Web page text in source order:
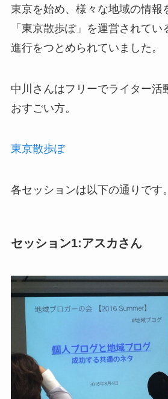
東京を始め、様々な地域の情報
「東京散歩ぽ」を運営されて
進行をつとめられていました。
中川さんはフリーでライター活
おすごい方。
東京散歩ぽ
各セッションは以下の通りです。
セッション1:アスカさん